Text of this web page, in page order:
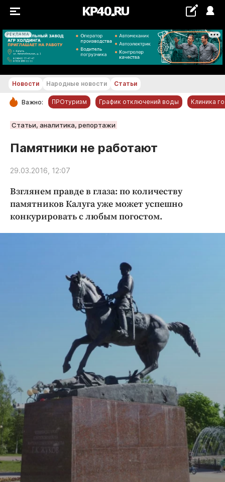
РЕКЛАМА
+23...+24 °С
РУБРИКИ
Новости компаний
Статьи
Авто и транспорт
Благоустройство
Криминал
Недвижимость и ЖКХ
Образование
Общество
Происшествия
Экономика и бизнес
ПРОЕКТЫ
Медиаперсона
Интересное чтиво
Клиника года
Новости Народные новости Статьи
Важно: ПРОтуризм График отключений воды Клиника
Статьи, аналитика, репортажи
Памятники не работают
29.03.2016, 12:07
Взглянем правде в глаза: по количеству
памятников Калуга уже может успешно
конкурировать с любым погостом.